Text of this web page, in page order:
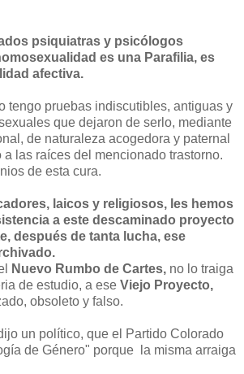
psiquiatras y psicólogos
es una Parafilia, es
afectiva.
tengo pruebas indiscutibles, antiguas y
que dejaron de serlo, mediante
de naturaleza acogedora y paternal
las raíces del mencionado trastorno.
de esta cura.
laicos y religiosos, les hemos
a este descaminado proyecto
después de tanta lucha, ese
Nuevo Rumbo de Cartes, no lo traiga
de estudio, a ese Viejo Proyecto,
obsoleto y falso.
un político, que el Partido Colorado
de Género" porque la misma arraiga